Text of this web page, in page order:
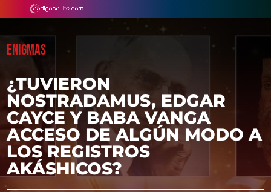
ENIGMAS
¿TUVIERON
NOSTRADAMUS, EDGAR
CAYCE Y BABA VANGA
ACCESO DE ALGÚN MODO A
LOS REGISTROS
AKÁSHICOS?